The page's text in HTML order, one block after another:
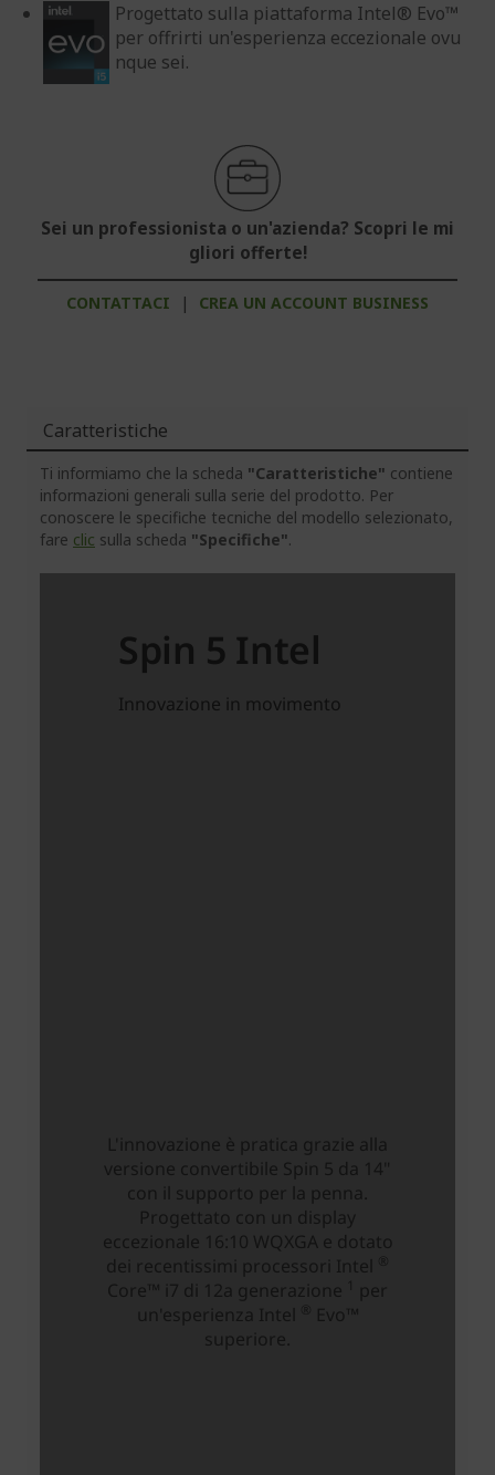
Progettato sulla piattaforma Intel® Evo™
per offrirti un'esperienza eccezionale ovu
nque sei.
Sei un professionista o un'azienda? Scopri le mi
gliori offerte!
CONTATTACI | CREA UN ACCOUNT BUSINESS
Caratteristiche
Ti informiamo che la scheda "Caratteristiche" contiene
informazioni generali sulla serie del prodotto. Per
conoscere le specifiche tecniche del modello selezionato,
fare clic sulla scheda "Specifiche".